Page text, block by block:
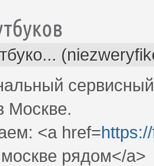
Москве.
<a href=
москве рядом</a>